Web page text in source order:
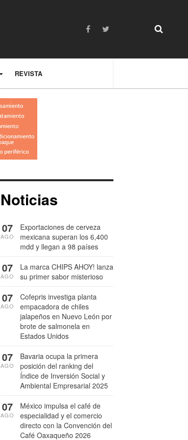
REVISTA
Noticias
Exportaciones de cerveza
mexicana superan los 6,400
mdd y llegan a 98 países
07
AGO
La marca CHIPS AHOY! lanza
su primer sabor misterioso
07
AGO
Cofepris investiga planta
empacadora de chiles
jalapeños en Nuevo León por
brote de salmonela en
Estados Unidos
07
AGO
Bavaria ocupa la primera
posición del ranking del
Índice de Inversión Social y
Ambiental Empresarial 2025
07
AGO
México impulsa el café de
especialidad y el comercio
directo con la Convención del
Café Oaxaqueño 2026
07
AGO